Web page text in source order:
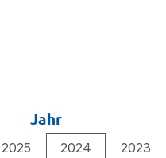
Jahr
2025 2024
2023